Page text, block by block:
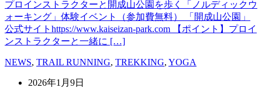
プロインストラクターと開成山公園を歩く「ノルディックウ
ォーキング」体験イベント（参加費無料） 「開成山公園」
公式サイトhttps://www.kaiseizan-park.com 【ポイント】プロイ
ンストラクターと一緒に […]
NEWS, TRAIL RUNNING, TREKKING, YOGA
2026年1月9日